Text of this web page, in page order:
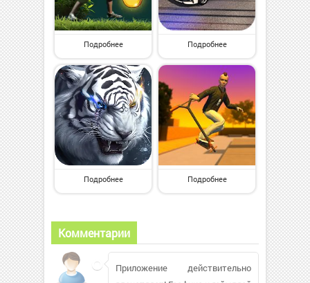
Подробнее Подробнее
Подробнее Подробнее
Комментарии
Приложение действительно